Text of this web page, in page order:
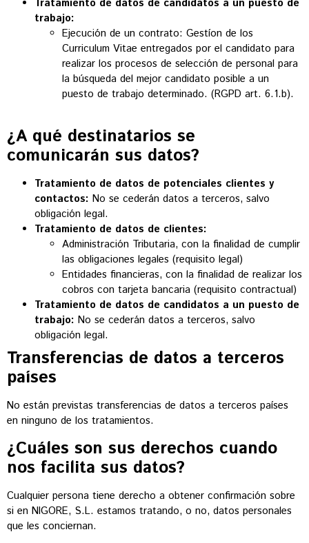
Tratamiento de datos de candidatos a un puesto de
trabajo:
Ejecución de un contrato: Gestíon de los
Curriculum Vitae entregados por el candidato para
realizar los procesos de selección de personal para
la búsqueda del mejor candidato posible a un
puesto de trabajo determinado. (RGPD art. 6.1.b).
¿A qué destinatarios se
comunicarán sus datos?
Tratamiento de datos de potenciales clientes y
contactos: No se cederán datos a terceros, salvo
obligación legal.
Tratamiento de datos de clientes:
Administración Tributaria, con la finalidad de cumplir
las obligaciones legales (requisito legal)
Entidades financieras, con la finalidad de realizar los
cobros con tarjeta bancaria (requisito contractual)
Tratamiento de datos de candidatos a un puesto de
trabajo: No se cederán datos a terceros, salvo
obligación legal.
Transferencias de datos a terceros
países
No están previstas transferencias de datos a terceros países
en ninguno de los tratamientos.
¿Cuáles son sus derechos cuando
nos facilita sus datos?
Cualquier persona tiene derecho a obtener confirmación sobre
si en NIGORE, S.L. estamos tratando, o no, datos personales
que les conciernan.